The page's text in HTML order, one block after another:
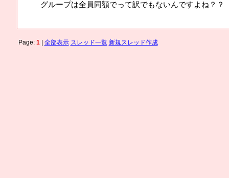
グループは全員同額でって訳でもないんですよね？？
Page: 1| 全部表示 スレッド一覧 新規スレッド作成